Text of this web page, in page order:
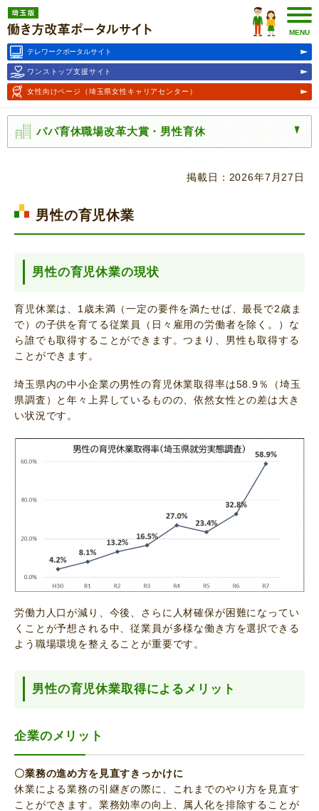
埼玉版働き方改革ポータルサ
イト
MENU
テレワークポータルサイト
ワンストップ支援サイト
女性向けページ （埼玉県女性キャリアセンター）
パパ育休職場改革大賞・男性育休
掲載日：2026年7月27日
男性の育児休業
男性の育児休業の現状
育児休業は、1歳未満（一定の要件を満たせば、最長で2歳ま
で）の子供を育てる従業員（日々雇用の労働者を除く。）な
ら誰でも取得することができます。つまり、男性も取得する
ことができます。
埼玉県内の中小企業の男性の育児休業取得率は58.9％（埼玉
県調査）と年々上昇しているものの、依然女性との差は大き
い状況です。
労働力人口が減り、今後、さらに人材確保が困難になってい
くことが予想される中、従業員が多様な働き方を選択できる
よう職場環境を整えることが重要です。
男性の育児休業取得によるメリット
企業のメリット
〇業務の進め方を見直すきっかけに
休業による業務の引継ぎの際に、これまでのやり方を見直す
ことができます。業務効率の向上、属人化を排除することが